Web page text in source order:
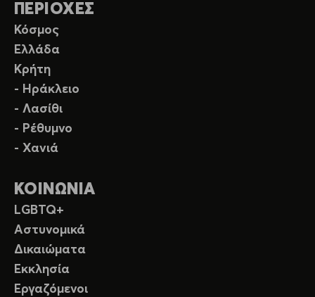
ΠΕΡΙΟΧΕΣ
Κόσμος
Ελλάδα
Κρήτη
- Ηράκλειο
- Λασίθι
- Ρέθυμνο
- Χανιά
ΚΟΙΝΩΝΙΑ
LGBTQ+
Αστυνομικά
Δικαιώματα
Εκκλησία
Εργαζόμενοι